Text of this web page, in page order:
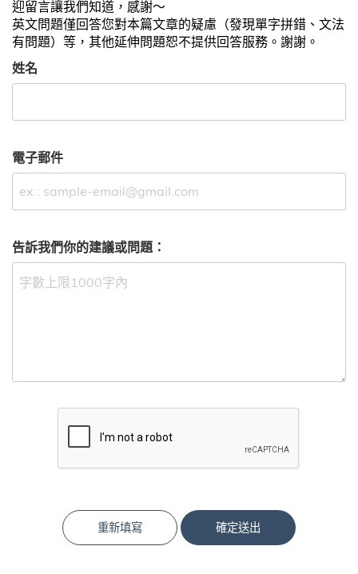
迎留言讓我們知道，感謝～
英文問題僅回答您對本篇文章的疑慮（發現單字拼錯、文法
有問題）等，其他延伸問題恕不提供回答服務。謝謝。
姓名
電子郵件
告訴我們你的建議或問題：
重新填寫 確定送出